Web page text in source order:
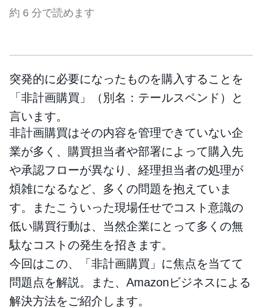
約 6 分で読めます
突発的に必要になったものを購入することを
「非計画購買」（別名：テールスペンド）と
言います。
非計画購買はその内容を管理できていない企
業が多く、購買担当者や部署によって購入先
や承認フローが異なり、経理担当者の処理が
煩雑になるなど、多くの問題を抱えていま
す。またこういった現場任せでコスト意識の
低い購買行動は、当然企業にとって多くの無
駄なコストの発生を招きます。
今回はこの、「非計画購買」に焦点を当てて
問題点を解説。また、Amazonビジネスによる
解決方法をご紹介します。